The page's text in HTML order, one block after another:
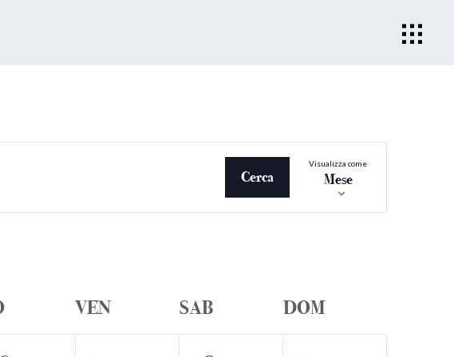
Cerca
Evento
Viste
Visualizza come
Mese
VEN SAB DOM